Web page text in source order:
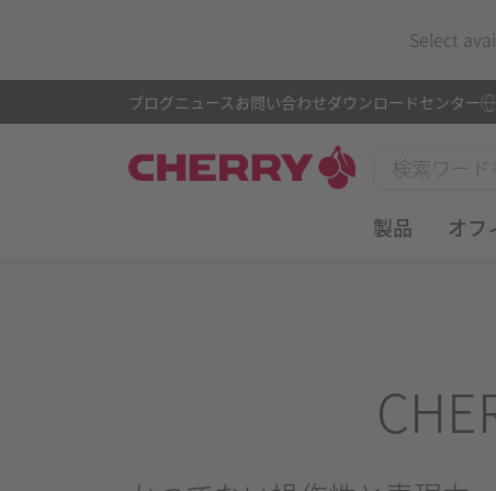
Select
製品 オフ
ブログニュース お問い合わせダウンロードセンター